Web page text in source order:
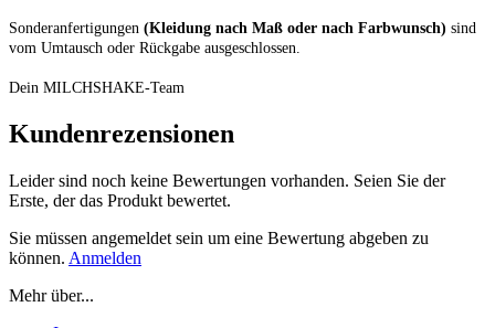
Sonderanfertigungen (Kleidung nach Maß oder nach Farbwunsch) sind
vom Umtausch oder Rückgabe ausgeschlossen.
Dein MILCHSHAKE-Team
Kundenrezensionen
Leider sind noch keine Bewertungen vorhanden. Seien Sie der
Erste, der das Produkt bewertet.
Sie müssen angemeldet sein um eine Bewertung abgeben zu
können. Anmelden
Mehr über...